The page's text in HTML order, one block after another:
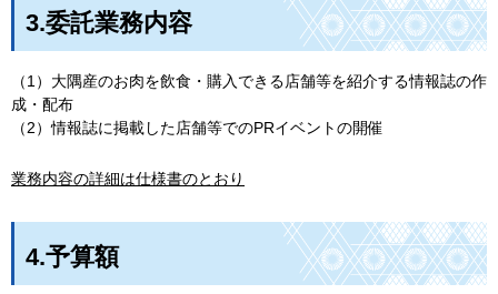
3.委託業務内容
（1）大隅産のお肉を飲食・購入できる店舗等を紹介する情報誌の作
成・配布
（2）情報誌に掲載した店舗等でのPRイベントの開催
業務内容の詳細は仕様書のとおり
4.予算額